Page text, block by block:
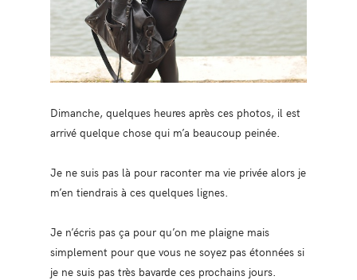
Dimanche, quelques heures après ces photos, il est
arrivé quelque chose qui m’a beaucoup peinée.
Je ne suis pas là pour raconter ma vie privée alors je
m’en tiendrais à ces quelques lignes.
Je n’écris pas ça pour qu’on me plaigne mais
simplement pour que vous ne soyez pas étonnées si
je ne suis pas très bavarde ces prochains jours.